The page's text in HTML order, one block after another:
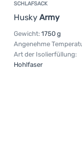
SCHLAFSACK
Husky Army
Gewicht: 1750 g
Angenehme
Art der Isolierfüllung:
Hohlfaser